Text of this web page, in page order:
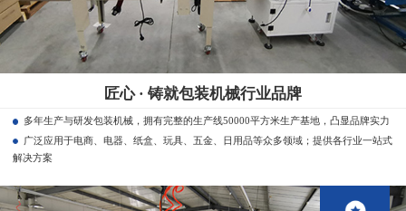
匠心 · 铸就包装机械行业品牌
多年生产与研发包装机械，拥有完整的生产线50000平方米生产基地，凸显品牌实力
广泛应用于电商、电器、纸盒、玩具、五金、日用品等众多领域；提供各行业一站式
解决方案